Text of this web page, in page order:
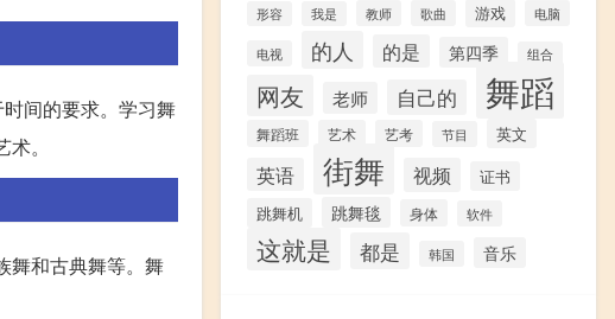
间的要求。学习舞
。
舞和古典舞等。舞
形容 我是 教师 歌曲 游戏 电脑
电视 的人 的是 第四季 组合
网友 老师 自己的 舞蹈
舞蹈班 艺术 艺考 节目 英文
英语 街舞 视频
证书
跳舞机
跳舞毯 身体 软件
这就是 都是 韩国 音乐